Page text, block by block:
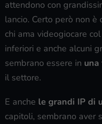
attendono con
lancio. Certo però non è
chi ama videogiocare
inferiori e anche alcuni
sembrano essere in
il settore.
E anche le grandi IP di
capitoli, sembrano aver